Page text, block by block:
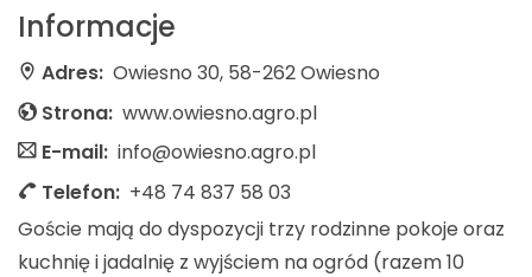
Informacje
Adres: Owiesno 30, 58-262 Owiesno
Strona: www.owiesno.agro.pl
E-mail: info@owiesno.agro.pl
Telefon: +48 74 837 58 03
Goście mają do dyspozycji trzy rodzinne pokoje oraz
kuchnię i jadalnię z wyjściem na ogród (razem 10